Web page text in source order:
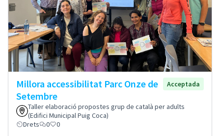
Millora accessibilitat Parc Onze de
Setembre
Acceptada
Taller elaboració propostes grup de català per adults
(Edifici Municipal Puig Coca)
Drets
0 0